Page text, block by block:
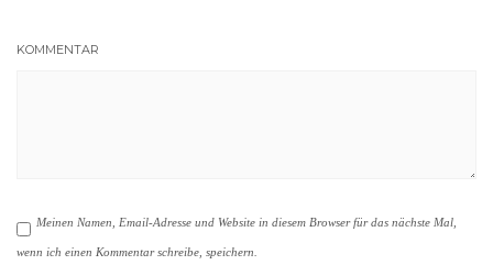
KOMMENTAR
Meinen Namen, Email-Adresse und Website in diesem Browser für das nächste Mal,
wenn ich einen Kommentar schreibe, speichern.